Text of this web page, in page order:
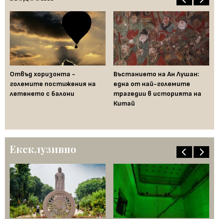
Отвъд хоризонта -
големите постижения на
летенето с балони
Въстанието на Ан Лушан:
една от най-големите
трагедии в историята на
Китай
Ексклузивно